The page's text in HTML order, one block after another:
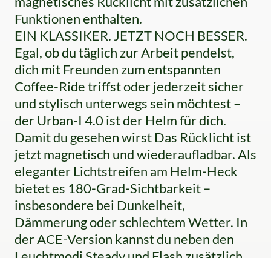
Funktionen enthalten.
EIN KLASSIKER. JETZT NOCH BESSER.
Egal, ob du täglich zur Arbeit pendelst,
dich mit Freunden zum entspannten
Coffee-Ride triffst oder jederzeit sicher
und stylisch unterwegs sein möchtest –
der Urban-I 4.0 ist der Helm für dich.
Damit du gesehen wirst Das Rücklicht ist
jetzt magnetisch und wiederaufladbar. Als
eleganter Lichtstreifen am Helm-Heck
bietet es 180-Grad-Sichtbarkeit –
insbesondere bei Dunkelheit,
Dämmerung oder schlechtem Wetter. In
der ACE-Version kannst du neben den